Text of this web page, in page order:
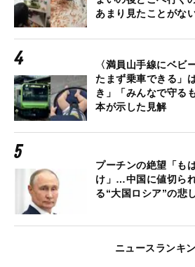
あまり見たことがない
〈満員山手線にベビ
たまず乗車できる」
き」「みんなで守る
本が示した見解
プーチンの絶望「も
け」…中国に値切ら
る“大国ロシア”の悲
ニュースランキ